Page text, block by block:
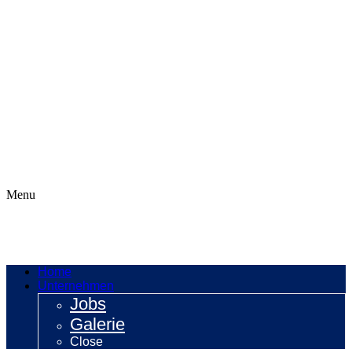
Menu
Home
Unternehmen
Jobs
Galerie
Close